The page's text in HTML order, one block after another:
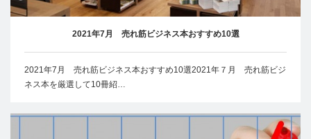
2021年7月 売れ筋ビジネス本おすすめ10選
2021年7月 売れ筋ビジネス本おすすめ10選2021年７月 売れ筋ビジ
ネス本を厳選して10冊紹…